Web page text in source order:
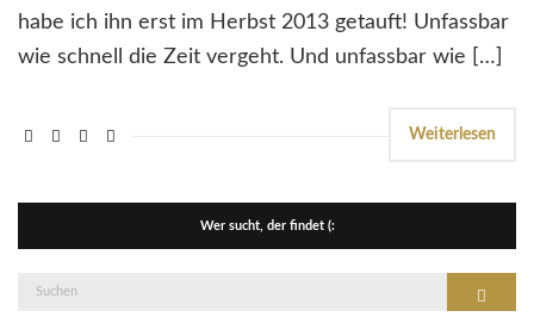
habe ich ihn erst im Herbst 2013 getauft! Unfassbar
wie schnell die Zeit vergeht. Und unfassbar wie […]
Weiterlesen
Wer sucht, der findet (:
Suche